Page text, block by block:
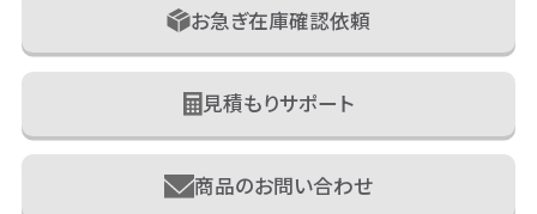
お急ぎ在庫確認依頼
見積もりサポート
商品のお問い合わせ